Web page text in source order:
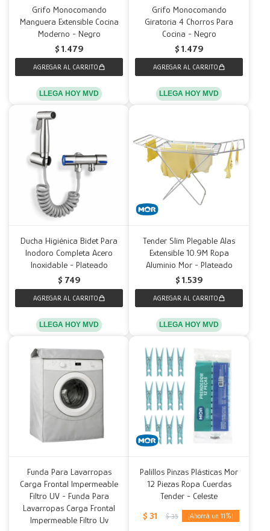
Grifo Monocomando
Manguera Extensible Cocina
Moderno - Negro
$ 1.479
LLEGA HOY MVD
Grifo Monocomando
Giratoria 4 Chorros Para
Cocina - Negro
$ 1.479
LLEGA HOY MVD
Ducha Higiénica Bidet Para
Inodoro Completa Acero
Inoxidable - Plateado
$ 749
LLEGA HOY MVD
Tender Slim Plegable Alas
Extensible 10.9M Ropa
Aluminio Mor - Plateado
$ 1.539
LLEGA HOY MVD
Funda Para Lavarropas
Carga Frontal Impermeable
Filtro UV - Funda Para
Lavarropas Carga Frontal
Impermeable Filtro Uv
Palillos Pinzas Plásticas Mor
12 Piezas Ropa Cuerdas
Tender - Celeste
$ 31 $ 35 11
Mesas
Calefactores
Acolchados y Frazadas
Decoración
Accesorios para el hogar
Accesorios
Muebles Infantiles